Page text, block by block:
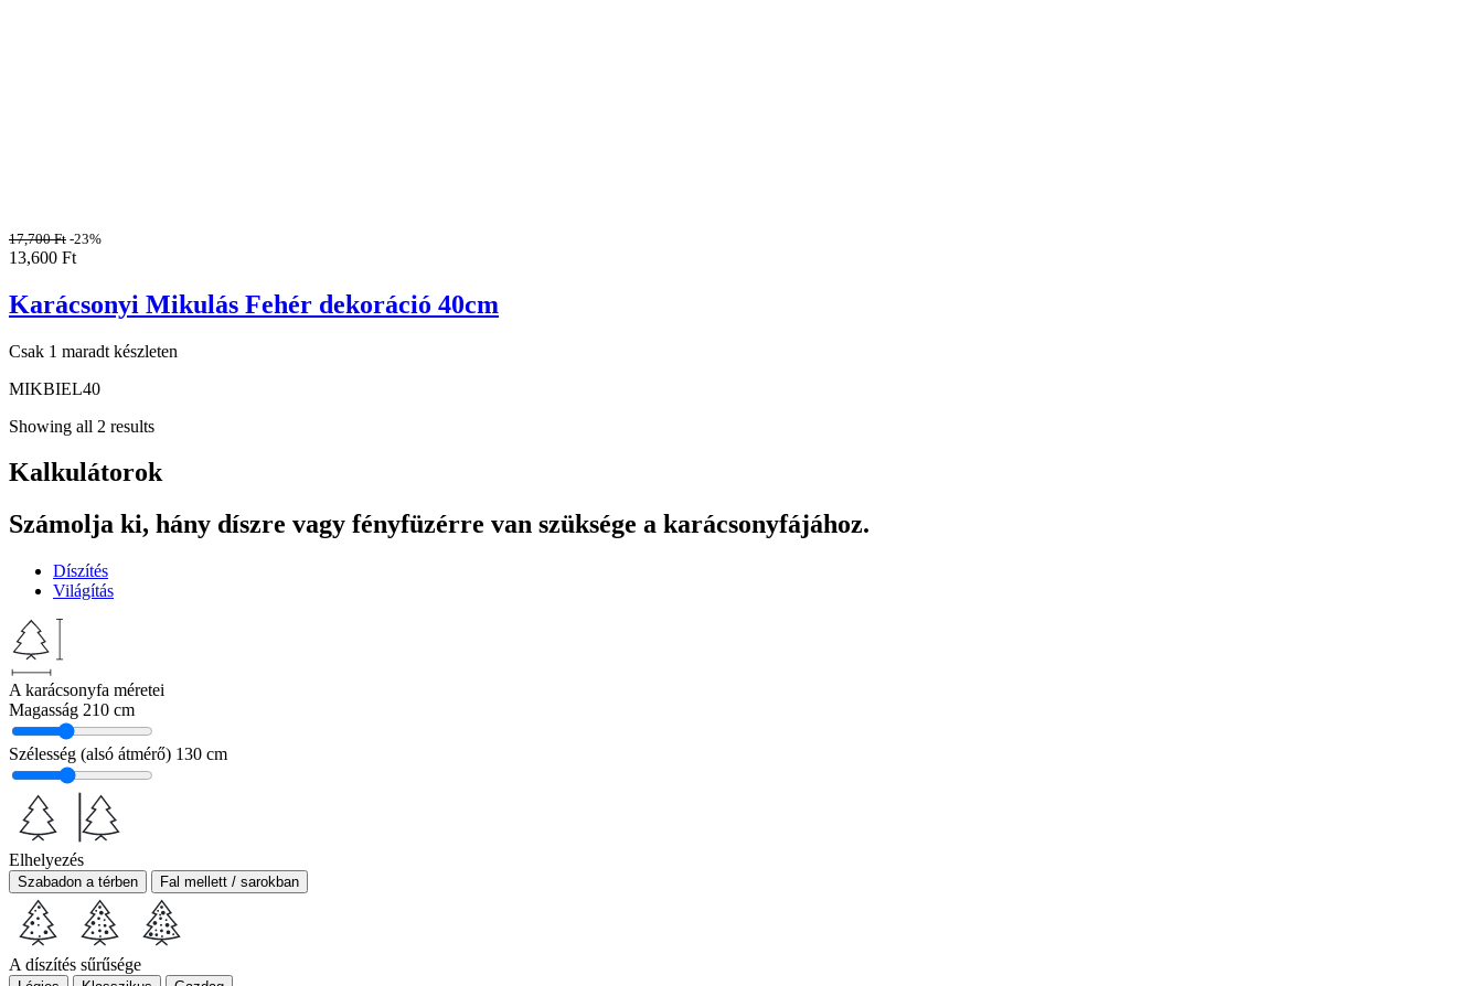
17,700Ft -23%
13,600 Ft
Karácsonyi Mikulás Fehér dekoráció 40cm
Csak 1 maradt készleten
MIKBIEL40
Showing all 2 results
Kalkulátorok
Számolja ki, hány díszre vagy fényfüzérre van szüksége a karácsonyfájához.
Díszítés
Világítás
A karácsonyfa méretei
Magasság 210 cm
Szélesség (alsó átmérő) 130 cm
Elhelyezés
Szabadon a térben Fal mellett / sarokban
A díszítés sűrűsége